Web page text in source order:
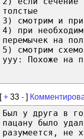
толстые
3) смотрим и при
4) при
перемычек на
5) смотрим
yyy: Похоже на
[+ 33 - ]
Был у друга в
пацану было
разумеется, не